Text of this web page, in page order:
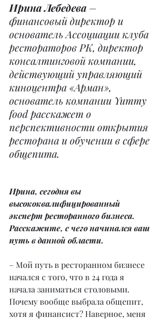
Ирина Лебедева –
финансовый директор и
основатель Ассоциации клуба
рестораторов РК, директор
консалтинговой компании,
действующий управляющий
киноцентра «Арман»,
основатель компании Yummy
food расскажет о
перспективности открытия
ресторана и обучении в сфере
общепита.
Ирина, сегодня вы
высококвалифицированный
эксперт ресторанного бизнеса.
Расскажите, с чего начинался ваш
путь в данной области.
– Мой путь в ресторанном бизнесе
начался с того, что в 24 года я
начала заниматься столовыми.
Почему вообще выбрала общепит,
хотя я финансист? Наверное, меня